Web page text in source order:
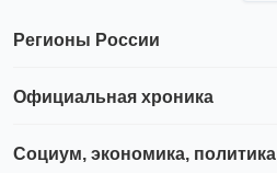
Регионы России
Официальная хроника
Социум, экономика, политика